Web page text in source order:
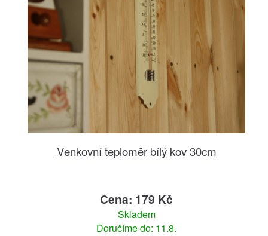
Venkovní teploměr bílý kov 30cm
Cena: 179 Kč
Skladem
Doručíme do: 11.8.